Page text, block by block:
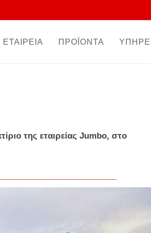
ΕΤΑΙΡΕΙΑ ΠΡΟΪΟΝΤΑ
της εταιρείας Jumbo, στο